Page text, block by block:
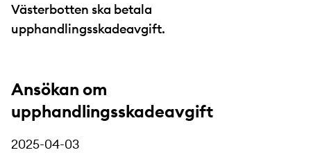
Västerbotten ska betala
upphandlingsskadeavgift.
Ansökan om
upphandlingsskadeavgift
2025-04-03